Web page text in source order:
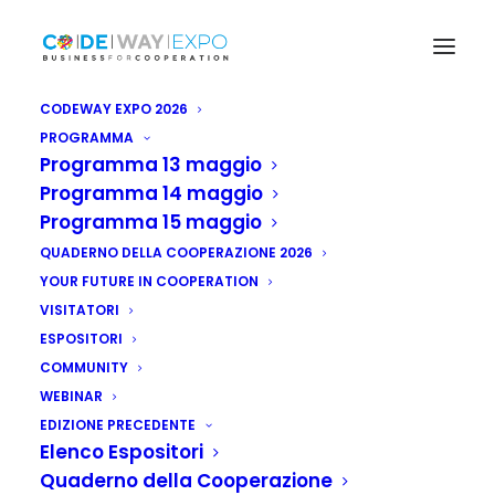
CODEWAY EXPO 2026
PROGRAMMA
Programma 13 maggio
Programma 14 maggio
Programma 15 maggio
QUADERNO DELLA COOPERAZIONE 2026
YOUR FUTURE IN COOPERATION
VISITATORI
ESPOSITORI
COMMUNITY
WEBINAR
EDIZIONE PRECEDENTE
Elenco Espositori
Quaderno della Cooperazione
Gabon: mercato
lavoro, basso tasso